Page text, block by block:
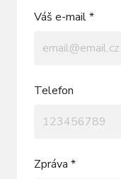
Váš e-mail *
Telefon
Zpráva *